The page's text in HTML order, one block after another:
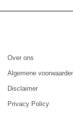
Over ons
Algemene
Disclaimer
Privacy Policy